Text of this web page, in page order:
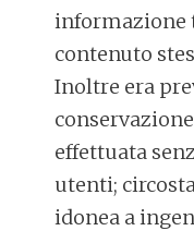
informazione
contenuto
Inoltre era
effettuata
utenti;
idonea a